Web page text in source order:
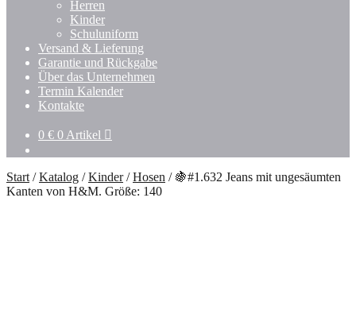
Herren
Kinder
Schuluniform
Versand & Lieferung
Garantie und Rückgabe
Über das Unternehmen
Termin Kalender
Kontakte
0 € 0 Artikel
Start /Katalog /Kinder/Hosen / 🍇#1.632 Jeans mit ungesäumten
Kanten von H&M. Größe: 140